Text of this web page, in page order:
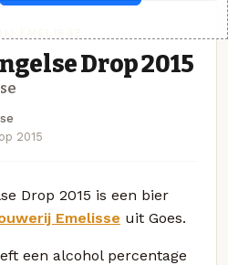
Drop 2015
2015
Drop 2015 is een bier
Emelisse uit Goes.
een alcohol percentage